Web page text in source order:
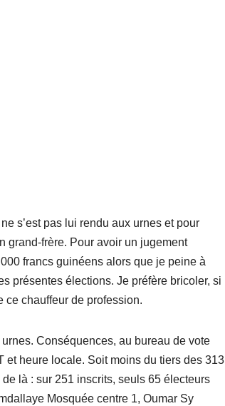
s’est pas lui rendu aux urnes et pour
grand-frère. Pour avoir un jugement
francs guinéens alors que je peine à
présentes élections. Je préfère bricoler, si
ce chauffeur de profession.
Conséquences, au bureau de vote
et heure locale. Soit moins du tiers des 313
là : sur 251 inscrits, seuls 65 électeurs
Mosquée centre 1, Oumar Sy